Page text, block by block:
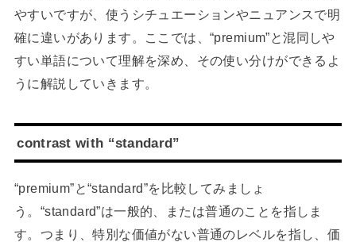
やすいですが、使うシチュエーションやニュアンスで明
確に違いがあります。ここでは、“premium”と混同しや
すい単語について理解を深め、その使い分けができるよ
うに解説していきます。
contrast with “standard”
“premium”と“standard”を比較してみましょ
う。“standard”は一般的、または普通のことを指しま
す。つまり、特別な価値がない普通のレベルを指し、価